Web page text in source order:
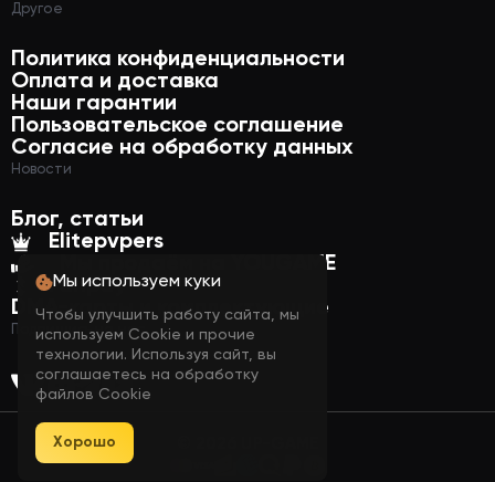
Другое
Политика конфиденциальности
Оплата и доставка
Наши гарантии
Пользовательское соглашение
Согласие на обработку данных
Новости
Блог, статьи
Elitepvpers
Мы продаём на YOUGAME
Funpay
DMA-карты и комплектующие
Подпишись на нас
Мы используем куки
Чтобы улучшить работу сайта, мы
используем Cookie и прочие
технологии. Используя сайт, вы
соглашаетесь на обработку
файлов Cookie
Хорошо